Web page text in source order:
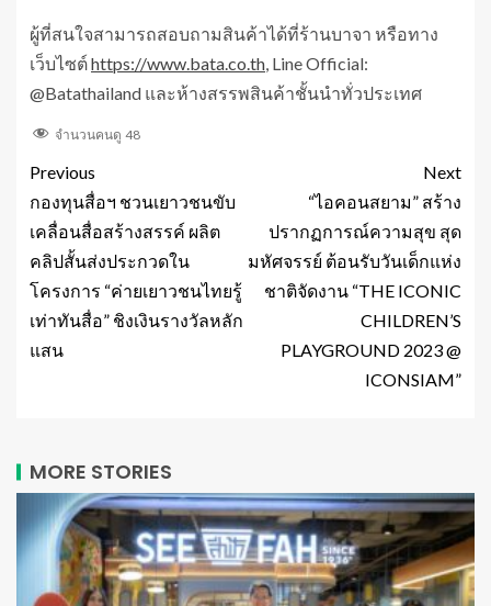
ผู้ที่สนใจสามารถสอบถามสินค้าได้ที่ร้านบาจา หรือทาง
เว็บไซต์https://www.bata.co.th, Line Official:
@Batathailand และห้างสรรพสินค้าชั้นนำทั่วประเทศ
จำนวนคนดู 48
Previous
กองทุนสื่อฯ ชวนเยาวชนขับ
เคลื่อนสื่อสร้างสรรค์ ผลิต
คลิปสั้นส่งประกวดใน
โครงการ “ค่ายเยาวชนไทยรู้
เท่าทันสื่อ” ชิงเงินรางวัลหลัก
แสน
Next
“ไอคอนสยาม” สร้าง
ปรากฏการณ์ความสุข สุด
มหัศจรรย์ ต้อนรับวันเด็กแห่ง
ชาติจัดงาน “THE ICONIC
CHILDREN’S
PLAYGROUND 2023 @
ICONSIAM”
MORE STORIES